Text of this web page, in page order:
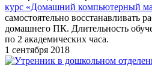
курс «Домашний компьютерный
самостоятельно восстанавливать
домашнего ПК. Длительность
по 2 академических часа.
1 сентября 2018